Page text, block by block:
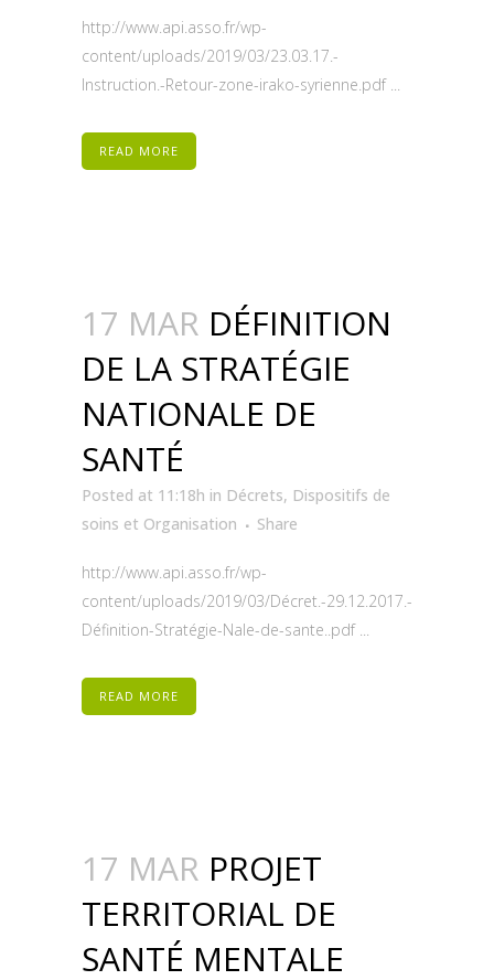
http://www.api.asso.fr/wp-
content/uploads/2019/03/23.03.17.-
Instruction.-Retour-zone-irako-syrienne.pdf ...
READ MORE
17 MAR DÉFINITION
DE LA STRATÉGIE
NATIONALE DE
SANTÉ
Posted at 11:18h in Décrets, Dispositifs de
soins et Organisation
Share
http://www.api.asso.fr/wp-
content/uploads/2019/03/Décret.-29.12.2017.-
Définition-Stratégie-Nale-de-sante..pdf ...
READ MORE
17 MAR PROJET
TERRITORIAL DE
SANTÉ MENTALE